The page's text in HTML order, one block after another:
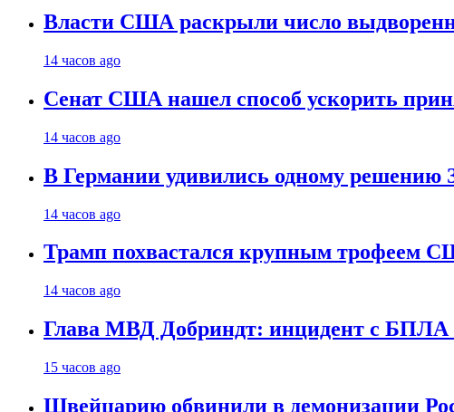
Власти США раскрыли число
14 часов ago
Сенат США нашел способ ускорить
14 часов ago
В Германии удивились одному решению
14 часов ago
Трамп похвастался крупным трофеем
14 часов ago
Глава МВД Добриндт: инцидент с БПЛА
15 часов ago
Швейцарию обвинили в демонизации